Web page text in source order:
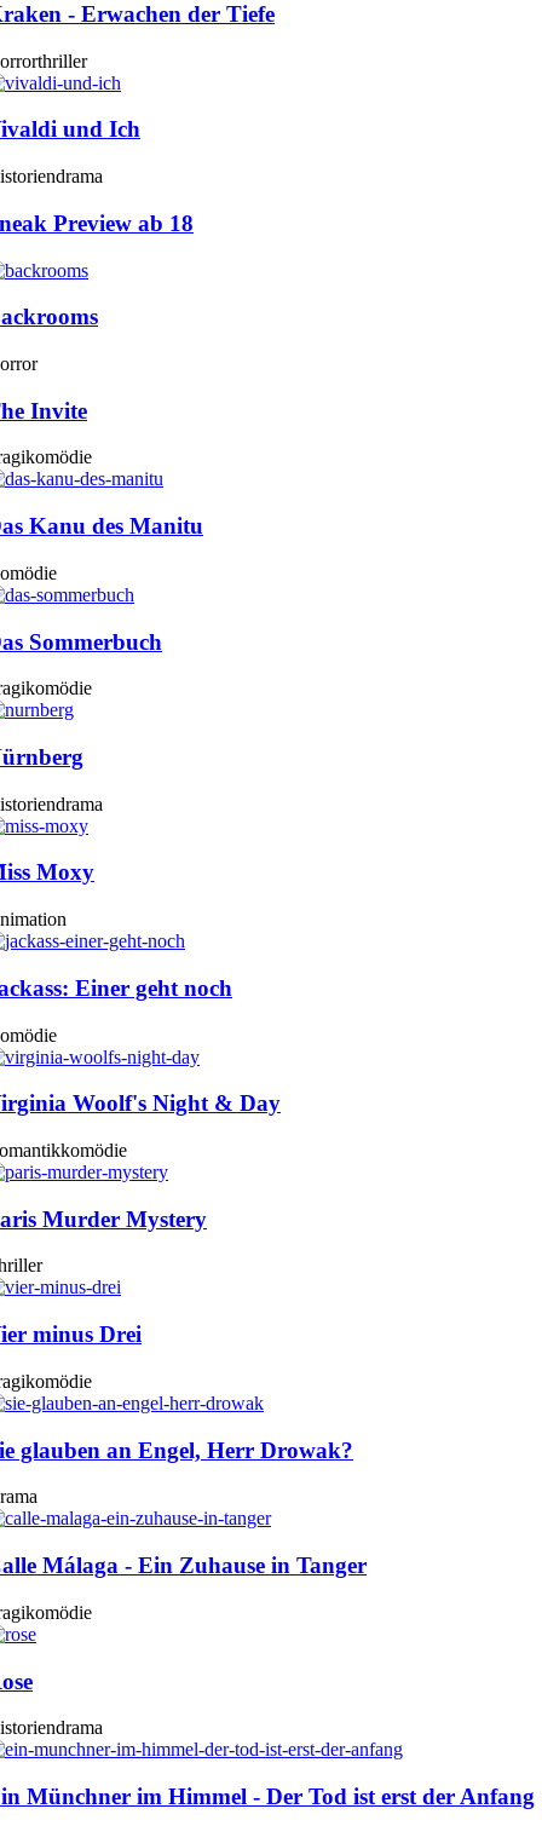
- Erwachen der Tiefe
und Ich
Preview ab 18
Invite
Kanu des Manitu
Sommerbuch
Moxy
Einer geht noch
Woolf's Night & Day
Murder Mystery
minus Drei
glauben an Engel, Herr Drowak?
Málaga - Ein Zuhause in Tanger
Münchner im Himmel - Der Tod ist erst der Anfang